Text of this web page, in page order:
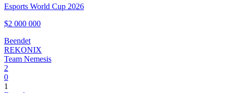
Esports World Cup 2026
$2 000 000
Beendet
REKONIX
Team Nemesis
2
0
1